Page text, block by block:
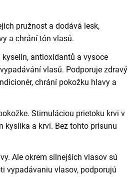
pružnost a dodává lesk,
a chrání tón vlasů.
antioxidantů a vysoce
vlasů. Podporuje zdravý
chrání pokožku hlavy a
Stimuláciou prietoku krvi v
kyslíka a krvi. Bez tohto prísunu
Ale okrem silnejších vlasov sú
vypadávaniu vlasov, podporujú